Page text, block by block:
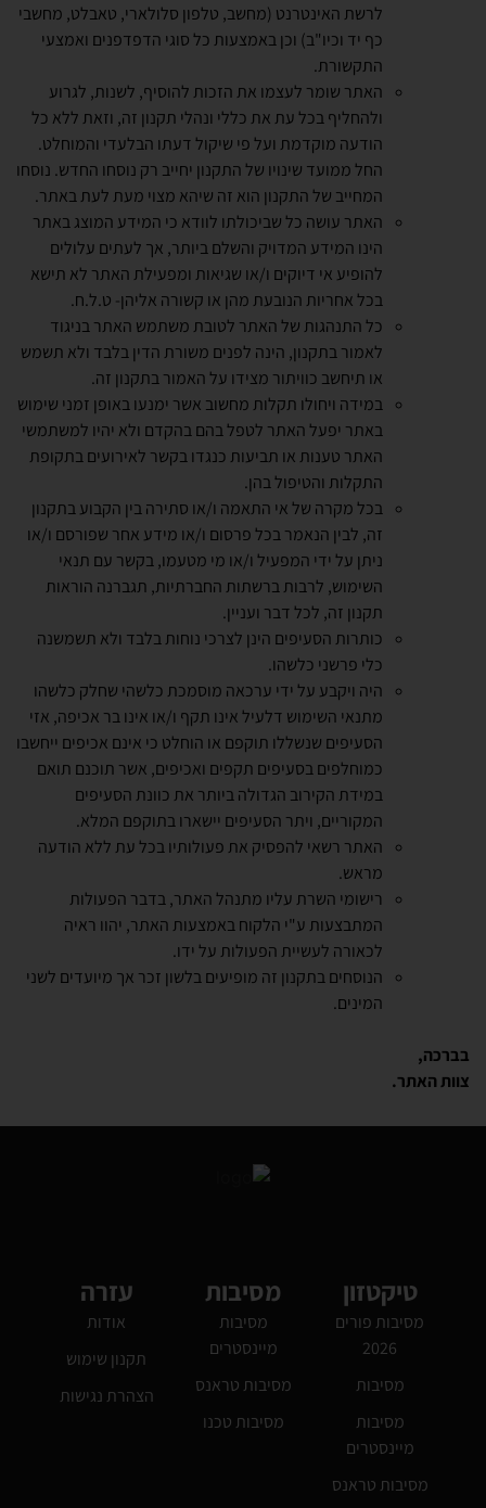
לרשת האינטרנט (מחשב, טלפון סלולארי, טאבלט, מחשבי
כף יד וכיו"ב) וכן באמצעות כל סוגי הדפדפנים ואמצעי
התקשורת.
האתר שומר לעצמו את הזכות להוסיף, לשנות, לגרוע
ולהחליף בכל עת את כללי ונהלי תקנון זה, וזאת ללא כל
הודעה מוקדמת ועל פי שיקול דעתו הבלעדי והמוחלט.
החל ממועד שינויו של התקנון יחייב רק נוסחו החדש. נוסחו
המחייב של התקנון הוא זה שיהא מצוי מעת לעת באתר.
האתר עושה כל שביכולתו לוודא כי המידע המוצג באתר
הינו המידע המדויק והשלם ביותר, אך לעתים עלולים
להופיע אי דיוקים ו/או שגיאות ומפעילת האתר לא תישא
בכל אחריות הנובעת מהן או קשורה אליהן- ט.ל.ח.
כל התנהגות של האתר לטובת משתמש האתר בניגוד
לאמור בתקנון, הינה לפנים משורת הדין בלבד ולא תשמש
או תיחשב כוויתור מצידו על האמור בתקנון זה.
במידה ויחולו תקלות מחשוב אשר ימנעו באופן זמני שימוש
באתר יפעל האתר לטפל בהם בהקדם ולא יהיו למשתמשי
האתר טענות או תביעות כנגדו בקשר לאירועים בתקופת
התקלות והטיפול בהן.
בכל מקרה של אי התאמה ו/או סתירה בין הקבוע בתקנון
זה, לבין הנאמר בכל פרסום ו/או מידע אחר שפורסם ו/או
ניתן על ידי המפעיל ו/או מי מטעמו, בקשר עם תנאי
השימוש, לרבות ברשתות החברתיות, תגברנה הוראות
תקנון זה, לכל דבר ועניין.
כותרות הסעיפים הינן לצרכי נוחות בלבד ולא תשמשנה
כלי פרשני כלשהו.
היה ויקבע על ידי ערכאה מוסמכת כלשהי שחלק כלשהו
מתנאי השימוש דלעיל אינו תקף ו/או אינו בר אכיפה, אזי
הסעיפים שנשללו תוקפם או הוחלט כי אינם אכיפים ייחשבו
כמוחלפים בסעיפים תקפים ואכיפים, אשר תוכנם תואם
במידת הקירוב הגדולה ביותר את כוונת הסעיפים
המקוריים, ויתר הסעיפים יישארו בתוקפם המלא.
האתר רשאי להפסיק את פעולותיו בכל עת ללא הודעה
מראש.
רישומי השרת עליו מתנהל האתר, בדבר הפעולות
המתבצעות ע"י הלקוח באמצעות האתר, יהוו ראיה
לכאורה לעשיית הפעולות על ידו.
הנוסחים בתקנון זה מופיעים בלשון זכר אך מיועדים לשני
המינים.
בברכה,
צוות האתר.
טיקטזון
מסיבות פורים
2026
מסיבות
מסיבות
מיינסטרים
מסיבות טראנס
מסיבות
מסיבות
מיינסטרים
מסיבות טראנס
מסיבות טכנו
עזרה
אודות
תקנון שימוש
הצהרת נגישות